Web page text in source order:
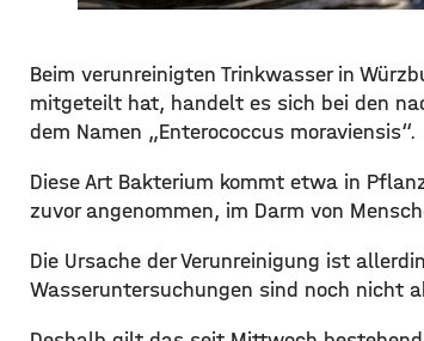
Beim verunreinigten Trinkwasser in
mitgeteilt hat, handelt es sich bei den
dem Namen „Enterococcus moraviensis“.
Diese Art Bakterium kommt etwa in
zuvor angenommen, im Darm von
Die Ursache der Verunreinigung ist
Wasseruntersuchungen sind noch nicht